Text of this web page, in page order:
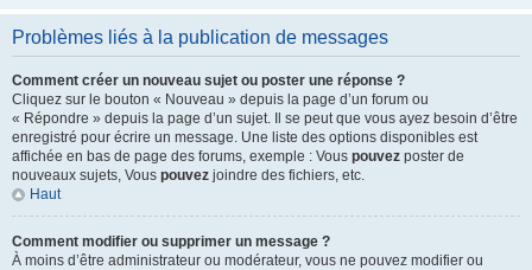
Problèmes liés à la publication de messages
Comment créer un nouveau sujet ou poster une réponse ?
Cliquez sur le bouton « Nouveau » depuis la page d’un forum ou
« Répondre » depuis la page d’un sujet. Il se peut que vous ayez besoin d’être
enregistré pour écrire un message. Une liste des options disponibles est
affichée en bas de page des forums, exemple : Vous pouvez poster de
nouveaux sujets, Vous pouvez joindre des fichiers, etc.
Haut
Comment modifier ou supprimer un message ?
À moins d’être administrateur ou modérateur, vous ne pouvez modifier ou